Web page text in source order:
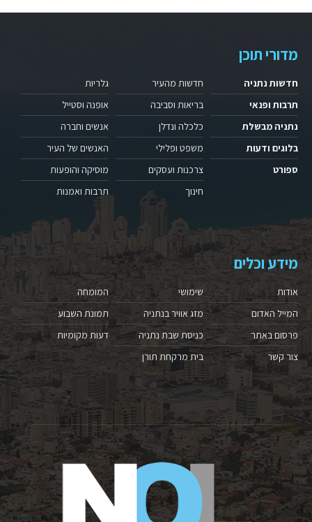
מדורי תוכן
חדשות נתניה
תרבות ופנאי
נתניה מבשלת
בלוגים ודעות
ספורט
חדשות מהעיר
בריאות וסביבה
כלכלה ונדלן
משפט ופלילי
צרכנות ועסקים
חינוך
גלריות
אופנה וסטייל
אנשים וחברה
האנשים של העיר
מוסיקה והופעות
תרבות ואמנות
מידע וכלים
אודות
המייל האדום
פרסום באתר
צור קשר
שימושי
מזג אוויר בנתניה
כניסת שבת נתניה
בית מרקחת תורן
המומחה
תמונת השבוע
דעות מקומיות